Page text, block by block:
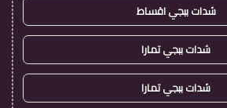
شدات ببجي اقساط
شدات ببجي تمارا
شدات ببجي تمارا